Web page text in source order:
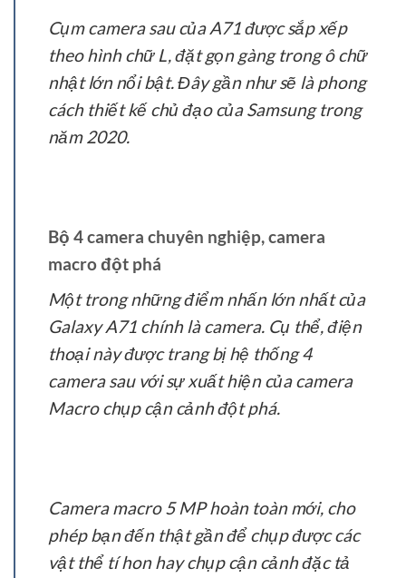
Cụm camera sau của A71 được sắp xếp
theo hình chữ L, đặt gọn gàng trong ô chữ
nhật lớn nổi bật. Đây gần như sẽ là phong
cách thiết kế chủ đạo của Samsung trong
năm 2020.
Bộ 4 camera chuyên nghiệp, camera
macro đột phá
Một trong những điểm nhấn lớn nhất của
Galaxy A71 chính là camera. Cụ thể, điện
thoại này được trang bị hệ thống 4
camera sau với sự xuất hiện của camera
Macro chụp cận cảnh đột phá.
Camera macro 5 MP hoàn toàn mới, cho
phép bạn đến thật gần để chụp được các
vật thể tí hon hay chụp cận cảnh đặc tả